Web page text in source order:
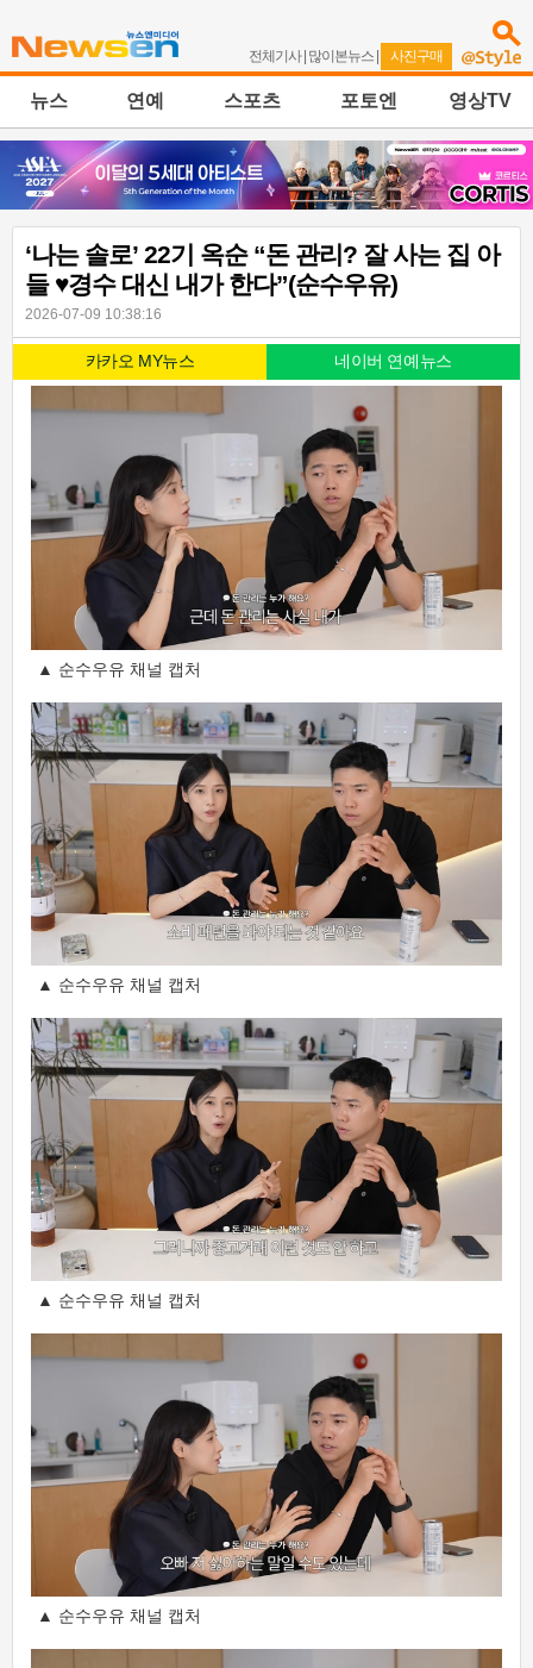
전체기사| 많이본뉴스 | 사진구매
뉴스 연예 스포츠 포토엔 영상TV
‘나는 솔로’ 22기 옥순 “돈 관리? 잘 사는 집 아
들 ♥경수 대신 내가 한다”(순수우유)
2026-07-09 10:38:16
카카오 MY뉴스 네이버 연예뉴스
▲ 순수우유 채널 캡처
▲ 순수우유 채널 캡처
▲ 순수우유 채널 캡처
▲ 순수우유 채널 캡처